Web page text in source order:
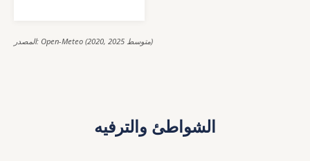
المصدر: Open-Meteo (2020, 2025 متوسط)
الشواطئ والترفيه